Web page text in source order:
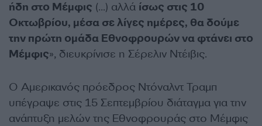
ήδη στο Μέμφις (…) αλλά ίσως στις 10
Οκτωβρίου, μέσα σε λίγες ημέρες, θα δούμε
την πρώτη ομάδα Εθνοφρουρών να φτάνει στο
Μέμφις», διευκρίνισε η Σέρελιν Ντέιβις.
Ο Αμερικανός πρόεδρος Ντόναλντ Τραμπ
υπέγραψε στις 15 Σεπτεμβρίου διάταγμα για την
ανάπτυξη μελών της Εθνοφρουράς στο Μέμφις